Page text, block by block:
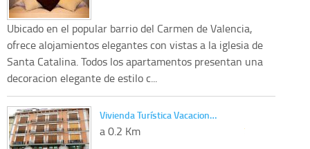
Ubicado en el popular barrio del Carmen de Valencia,
ofrece alojamientos elegantes con vistas a la iglesia de
Santa Catalina. Todos los apartamentos presentan una
decoracion elegante de estilo c...
Vivienda Turística Vacacion…
a 0.2 Km